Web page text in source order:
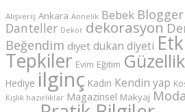
Alışveriş Ankara Annelik Bebek Blogger
Danteller Dekor dekorasyon
Beğendim diyet dukan diyeti
Tepkiler Evim Eğitim Güzellik
Hediye ilginç Kadın Kendin yap
Kışlık hazırlıklar Magazinsel Makyaj Moda